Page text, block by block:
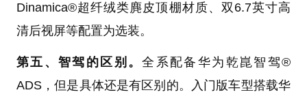
Dinamica®超纤绒类麂皮顶棚材质、双6.7英寸高
清后视屏等配置为选装。
第五、智驾的区别。全系配备华为乾崑智驾®
ADS，但是具体还是有区别的。入门版车型搭载华